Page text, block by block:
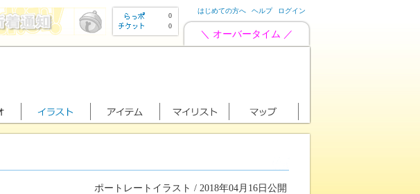
0
0
はじめての方へ ヘルプ ログイン
＼ オーバータイム ／
ポートレートイラスト / 2018年04月16日公開